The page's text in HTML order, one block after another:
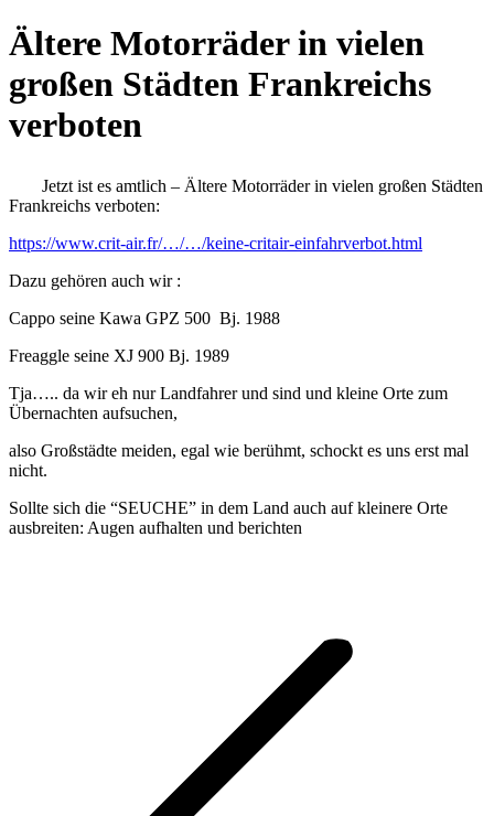
Ältere Motorräder in vielen
großen Städten Frankreichs
verboten
Jetzt ist es amtlich – Ältere Motorräder in vielen großen Städten
Frankreichs verboten:
https://www.crit-air.fr/…/…/keine-critair-einfahrverbot.html
Dazu gehören auch wir :
Cappo seine Kawa GPZ 500 Bj. 1988
Freaggle seine XJ 900 Bj. 1989
Tja….. da wir eh nur Landfahrer und sind und kleine Orte zum
Übernachten aufsuchen,
also Großstädte meiden, egal wie berühmt, schockt es uns erst mal
nicht.
Sollte sich die “SEUCHE” in dem Land auch auf kleinere Orte
ausbreiten: Augen aufhalten und berichten